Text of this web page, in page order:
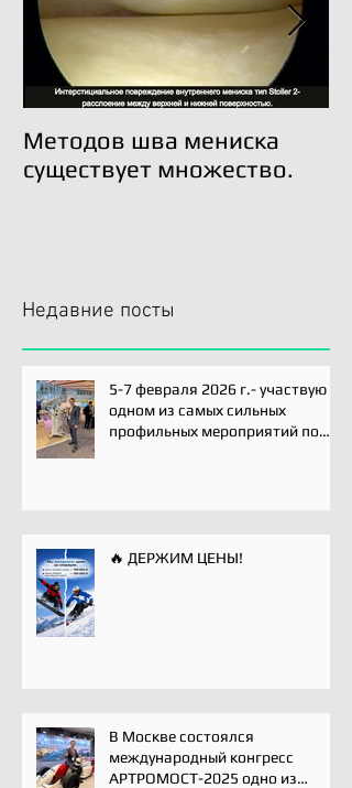
Методов шва мениска
существует множество.
Недавние посты
5-7 февраля 2026 г.- участвую
одном из самых сильных
профильных мероприятий по
🔥 ДЕРЖИМ ЦЕНЫ!
В Москве состоялся
международный конгресс
АРТРОМОСТ-2025 одно из